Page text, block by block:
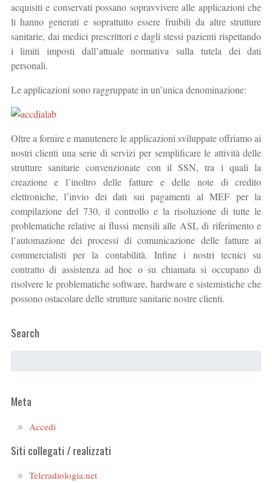
acquisiti e conservati possano sopravvivere alle applicazioni che
li hanno generati e soprattutto essere fruibili da altre strutture
sanitarie, dai medici prescrittori e dagli stessi pazienti rispettando
i limiti imposti dall’attuale normativa sulla tutela dei dati
personali.
Le applicazioni sono raggruppate in un’unica denominazione:
Oltre a fornire e manutenere le applicazioni sviluppate offriamo ai
nostri clienti una serie di servizi per semplificare le attività delle
strutture sanitarie convenzionate con il SSN, tra i quali la
creazione e l’inoltro delle fatture e delle note di credito
elettroniche, l’invio dei dati sui pagamenti al MEF per la
compilazione del 730, il controllo e la risoluzione di tutte le
problematiche relative ai flussi mensili alle ASL di riferimento e
l’automazione dei processi di comunicazione delle fatture ai
commercialisti per la contabilità. Infine i nostri tecnici su
contratto di assistenza ad hoc o su chiamata si occupano di
risolvere le problematiche software, hardware e sistemistiche che
possono ostacolare delle strutture sanitarie nostre clienti.
Search
Meta
Accedi
Siti collegati / realizzati
Teleradiologia.net